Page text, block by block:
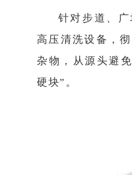
针对步道、
高压清洗设备，
杂物，从源头避
硬块”。